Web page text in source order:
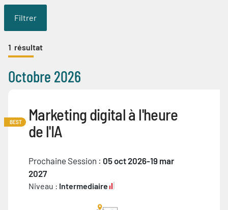
Filtrer
1 résultat
Octobre 2026
BEST
Marketing digital à l'heure
de l'IA
Prochaine Session : 05 oct 2026-19 mar
2027
Niveau : Intermediaire